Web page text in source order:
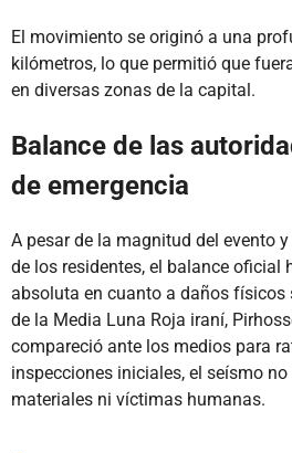
El movimiento se originó a una
kilómetros, lo que permitió que
en diversas zonas de la capital.
Balance de las
de emergencia
A pesar de la magnitud del evento
de los residentes, el balance oficial
absoluta en cuanto a daños físicos
de la Media Luna Roja iraní,
compareció ante los medios para
inspecciones iniciales, el seísmo
materiales ni víctimas humanas.